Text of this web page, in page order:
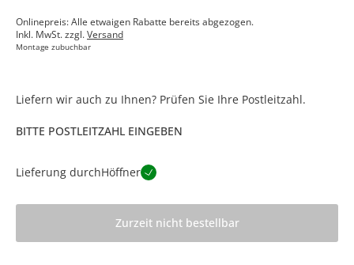
Onlinepreis: Alle etwaigen Rabatte bereits abgezogen.
Inkl. MwSt. zzgl.Versand
Montage zubuchbar
Liefern wir auch zu Ihnen? Prüfen Sie Ihre Postleitzahl.
BITTE POSTLEITZAHL EINGEBEN
Lieferung durchHöffner
Zurzeit nicht bestellbar